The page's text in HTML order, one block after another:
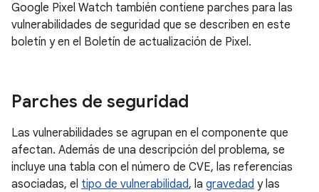
Google Pixel Watch también contiene parches para las
vulnerabilidades de seguridad que se describen en este
boletín y en el Boletín de actualización de Pixel.
Parches de seguridad
Las vulnerabilidades se agrupan en el componente que
afectan. Además de una descripción del problema, se
incluye una tabla con el número de CVE, las referencias
asociadas, el tipo de vulnerabilidad, la gravedad y las